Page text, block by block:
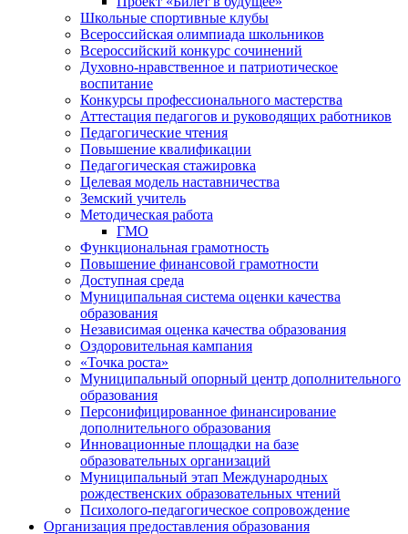
Школьные спортивные клубы
Всероссийская олимпиада школьников
Всероссийский конкурс сочинений
Духовно-нравственное и патриотическое
воспитание
Конкурсы профессионального мастерства
Аттестация педагогов и руководящих работников
Педагогические чтения
Повышение квалификации
Педагогическая стажировка
Целевая модель наставничества
Земский учитель
Методическая работа
ГМО
Функциональная грамотность
Повышение финансовой грамотности
Доступная среда
Муниципальная система оценки качества
образования
Независимая оценка качества образования
Оздоровительная кампания
«Точка роста»
Муниципальный опорный центр дополнительного
образования
Персонифицированное финансирование
дополнительного образования
Инновационные площадки на базе
образовательных организаций
Муниципальный этап Международных
рождественских образовательных чтений
Психолого-педагогическое сопровождение
Организация предоставления образования